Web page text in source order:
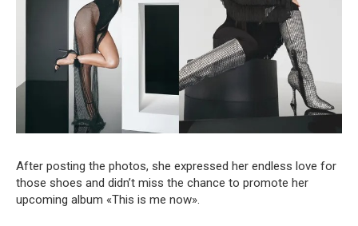
After posting the photos, she expressed her endless love for
those shoes and didn’t miss the chance to promote her
upcoming album «This is me now».